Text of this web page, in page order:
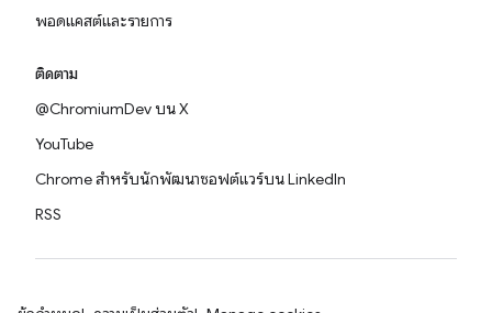
พอดแคสต์และรายการ
ติดตาม
@ChromiumDev บน X
YouTube
Chrome สำหรับนักพัฒนาซอฟต์แวร์บน LinkedIn
RSS